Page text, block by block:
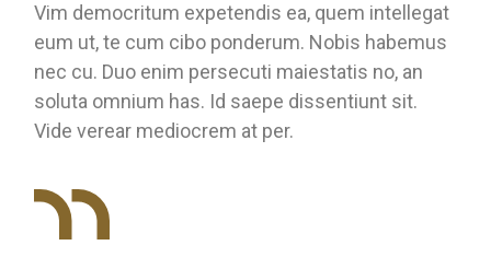
Vim democritum expetendis ea, quem intellegat
eum ut, te cum cibo ponderum. Nobis habemus
nec cu. Duo enim persecuti maiestatis no, an
soluta omnium has. Id saepe dissentiunt sit.
Vide verear mediocrem at per.